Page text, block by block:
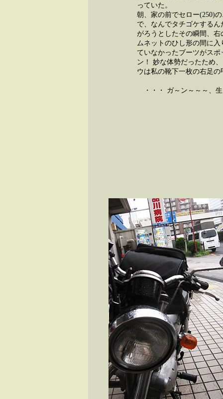
っていた。
朝、家の前でセロー(250)
で、なんでタチゴケする
がろうとしたその瞬間、
ムネットのひし形の間に
ていなかったブーツがス
ン！ 妙な体勢だったため
ウは私の靴下一枚の右足
・・・ ガ～ン～～～、